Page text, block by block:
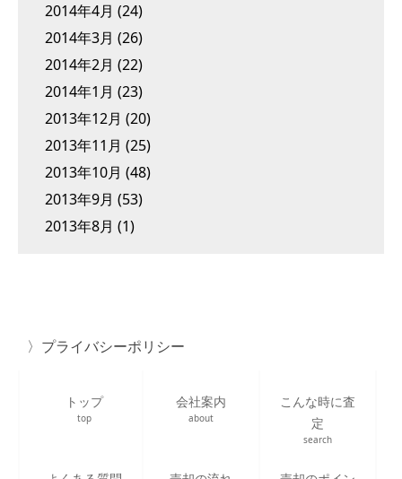
2014年4月 (24)
2014年3月 (26)
2014年2月 (22)
2014年1月 (23)
2013年12月 (20)
2013年11月 (25)
2013年10月 (48)
2013年9月 (53)
2013年8月 (1)
プライバシーポリシー
トップ
top
会社案内
about
こんな時に査
定
search